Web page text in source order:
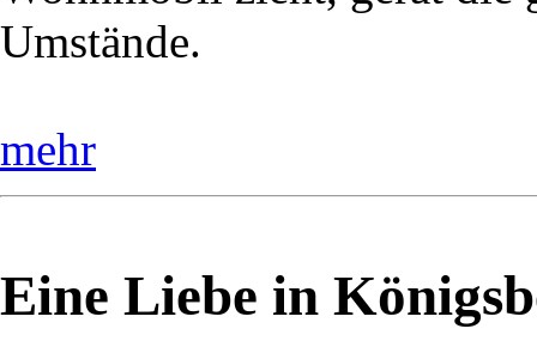
Umstände.
mehr
Eine Liebe in